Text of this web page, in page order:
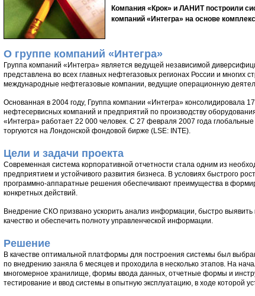
Компания «Крок» и ЛАНИТ построили
компаний «Интегра» на основе
О группе компаний «Интегра»
Группа компаний «Интегра» является ведущей независимой
представлена во всех главных нефтегазовых регионах России и многих
международные нефтегазовые компании, ведущие операционную
Основанная в 2004 году, Группа компании «Интегра» консолидировала
нефтесервисных компаний и предприятий по производству
«Интегра» работает 22 000 человек. С 27 февраля 2007 года
торгуются на Лондонской фондовой бирже (LSE: INTE).
Цели и задачи проекта
Современная система корпоративной отчетности стала одним из
предприятием и устойчивого развития бизнеса. В условиях быстрого
программно-аппаратные решения обеспечивают преимущества в
конкретных действий.
Внедрение СКО призвано ускорить анализ информации, быстро
качество и обеспечить полноту управленческой информации.
Решение
В качестве оптимальной платформы для построения системы был
по внедрению заняла 6 месяцев и проходила в несколько этапов. На
многомерное хранилище, формы ввода данных, отчетные формы и
тестирование и ввод системы в опытную эксплуатацию, в ходе которой